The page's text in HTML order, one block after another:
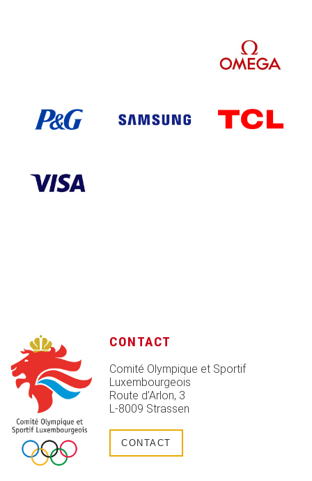
CONTACT
Comité Olympique et Sportif
Luxembourgeois
Route d’Arlon, 3
L-8009 Strassen
CONTACT